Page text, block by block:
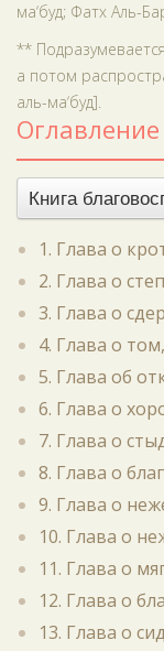
ма‘буд; Фатх Аль-
**
а потом
аль-ма‘буд].
Оглавление
Книга
1. Глава о
2. Глава о
3. Глава о
4. Глава о
5. Глава об
6. Глава о
7. Глава о
8. Глава о
9. Глава о
10. Глава о
11. Глава о
12. Глава о
13. Глава о